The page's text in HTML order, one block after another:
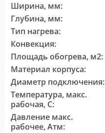
Ширина, мм:
Глубина, мм:
Тип нагрева:
Конвекция:
Площадь обогрева, м2:
Материал корпуса:
Диаметр подключения:
Температура, макс.
рабочая, С:
Давление макс.
рабочее, Атм: